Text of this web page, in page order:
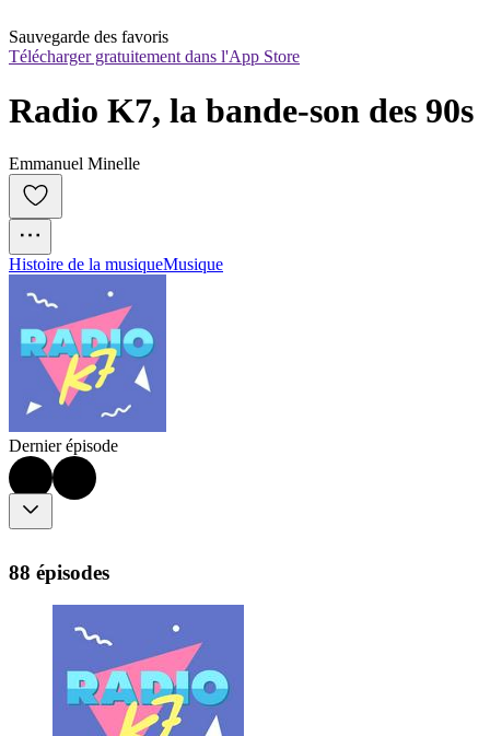
Sauvegarde des favoris
Télécharger gratuitement dans l'App Store
Radio K7, la bande-son des 90s
Emmanuel Minelle
Histoire de la musiqueMusique
Dernier épisode
88 épisodes